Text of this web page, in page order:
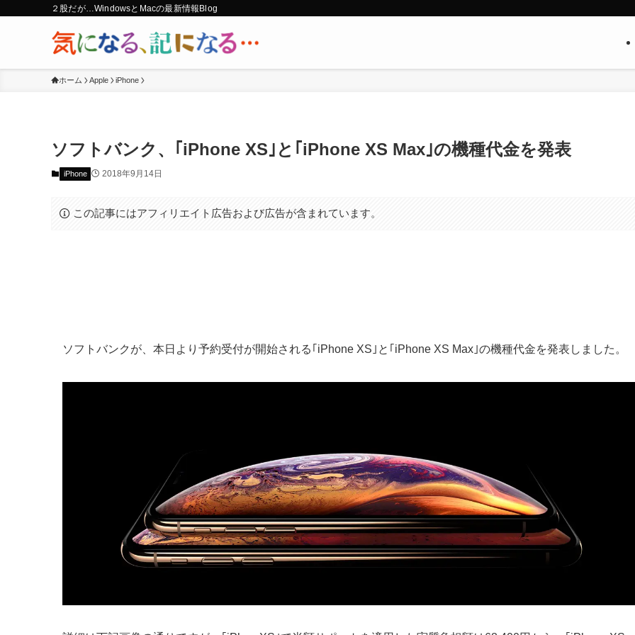
２股だが…WindowsとMacの最新情報Blog
ホーム Apple iPhone
ソフトバンク、｢iPhone XS｣と｢iPhone XS Max｣の機種代金を発表
iPhone 2018年9月14日
この記事にはアフィリエイト広告および広告が含まれています。
ソフトバンクが、本日より予約受付が開始される｢iPhone XS｣と｢iPhone XS Max｣の機種代金を発表しました。